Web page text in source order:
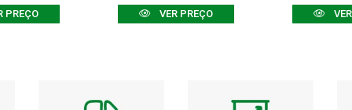
PREÇO VER PREÇO